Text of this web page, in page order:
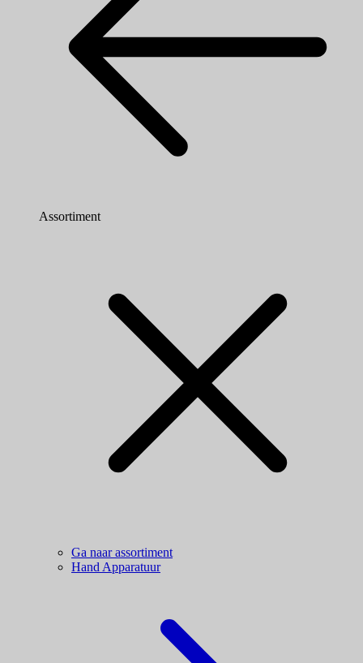
Assortiment
Ga naar assortiment
Hand Apparatuur